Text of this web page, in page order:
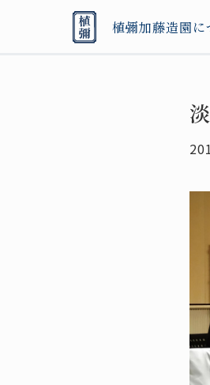
植彌加藤造園に